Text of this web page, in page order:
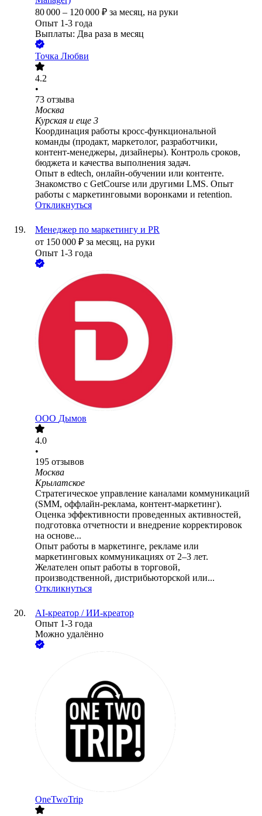
80 000 – 120 000 ₽ за месяц, на руки
Опыт 1-3 года
Выплаты: Два раза в месяц
Точка Любви
4.2
•
73 отзыва
Москва
Курская и еще 3
Координация работы кросс-функциональной
команды (продакт, маркетолог, разработчики,
контент-менеджеры, дизайнеры). Контроль сроков,
бюджета и качества выполнения задач.
Опыт в edtech, онлайн-обучении или контенте.
Знакомство с GetCourse или другими LMS. Опыт
работы с маркетинговыми воронками и retention.
Откликнуться
Менеджер по маркетингу и PR
от 150 000 ₽ за месяц, на руки
Опыт 1-3 года
ООО Дымов
4.0
•
195 отзывов
Москва
Крылатское
Стратегическое управление каналами коммуникаций
(SMM, оффлайн-реклама, контент-маркетинг).
Оценка эффективности проведенных активностей,
подготовка отчетности и внедрение корректировок
на основе...
Опыт работы в маркетинге, рекламе или
маркетинговых коммуникациях от 2–3 лет.
Желателен опыт работы в торговой,
производственной, дистрибьюторской или...
Откликнуться
AI-креатор / ИИ-креатор
Опыт 1-3 года
Можно удалённо
OneTwoTrip